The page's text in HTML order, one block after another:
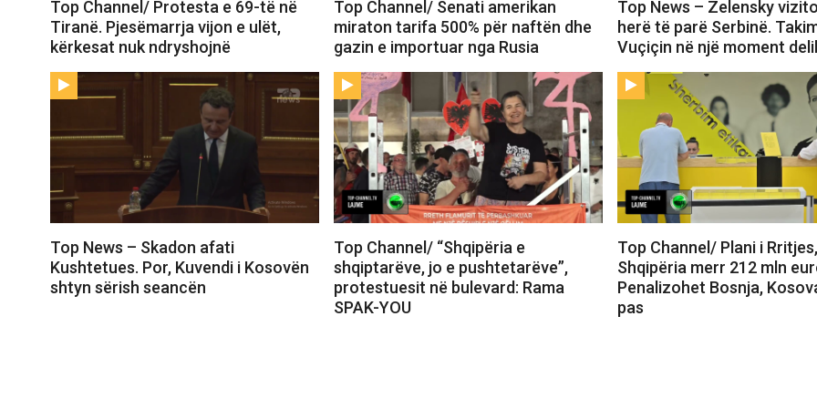
Top Channel/ Protesta e 69-të në
Tiranë. Pjesëmarrja vijon e ulët,
kërkesat nuk ndryshojnë
Top Channel/ Senati amerikan
miraton tarifa 500% për naftën dhe
gazin e importuar nga Rusia
Top News – Zelensky
herë të parë Serbinë.
Vuçiçin në një moment
Top News – Skadon afati
Kushtetues. Por, Kuvendi i Kosovën
shtyn sërish seancën
Top Channel/ “Shqipëria e
shqiptarëve, jo e pushtetarëve”,
protestuesit në bulevard: Rama
SPAK-YOU
Top Channel/ Plani i
Shqipëria merr 212 mln
Penalizohet Bosnja,
pas